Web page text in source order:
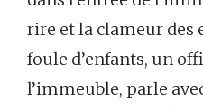
rire et la clameur des
foule d’enfants, un
l’immeuble, parle